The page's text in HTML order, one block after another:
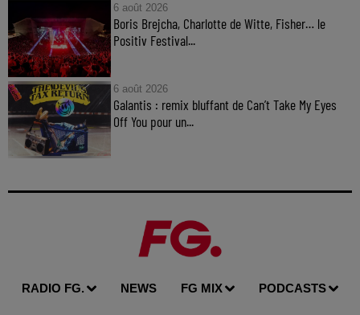
6 août 2026
Boris Brejcha, Charlotte de Witte, Fisher… le
Positiv Festival...
6 août 2026
Galantis : remix bluffant de Can’t Take My Eyes
Off You pour un...
RADIO FG. NEWS FG MIX PODCASTS